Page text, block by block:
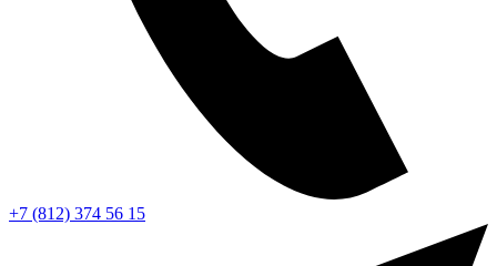
+7 (812) 374 56 15